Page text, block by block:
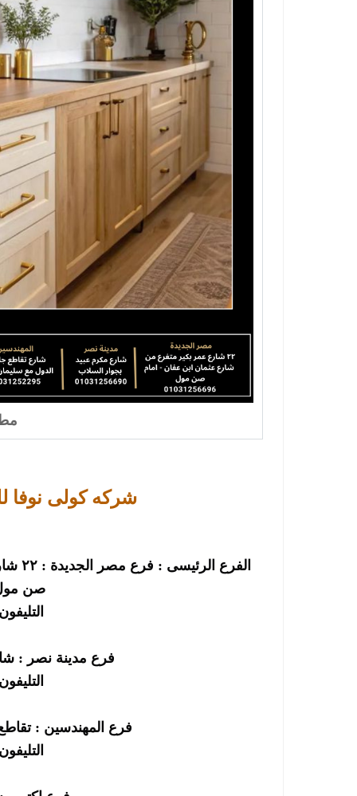
شركه كولى نوفا
صن
التليفون :
فرع مدينة نصر :
التليفون :
فرع المهندسين :
التليفون :